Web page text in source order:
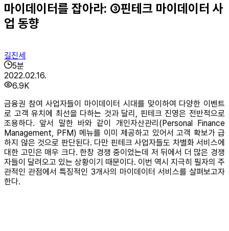
마이데이터를 잡아라: ③핀테크 마이데이터 사
업 동향
길진세
5분
2022.02.16.
6.9K
금융권 참여 사업자들이 마이데이터 시대를 맞이하여 다양한 이벤트
로 고객 유치에 최선을 다하는 것과 달리, 핀테크 진영은 전반적으로
조용하다. 앞서 말한 바와 같이 개인자산관리(Personal Finance
Management, PFM) 메뉴를 이미 제공하고 있어서 고객 확보가 급
하지 않은 것으로 판단된다. 다만 핀테크 사업자들도 차별화 서비스에
대한 고민은 매우 크다. 한창 경쟁 중이었는데 저 뒤에서 더 많은 경쟁
자들이 달려오고 있는 상황이기 때문이다. 이번 역시 지극히 필자의 주
관적인 관점에서 특징적인 3개사의 마이데이터 서비스를 살펴보고자
한다.